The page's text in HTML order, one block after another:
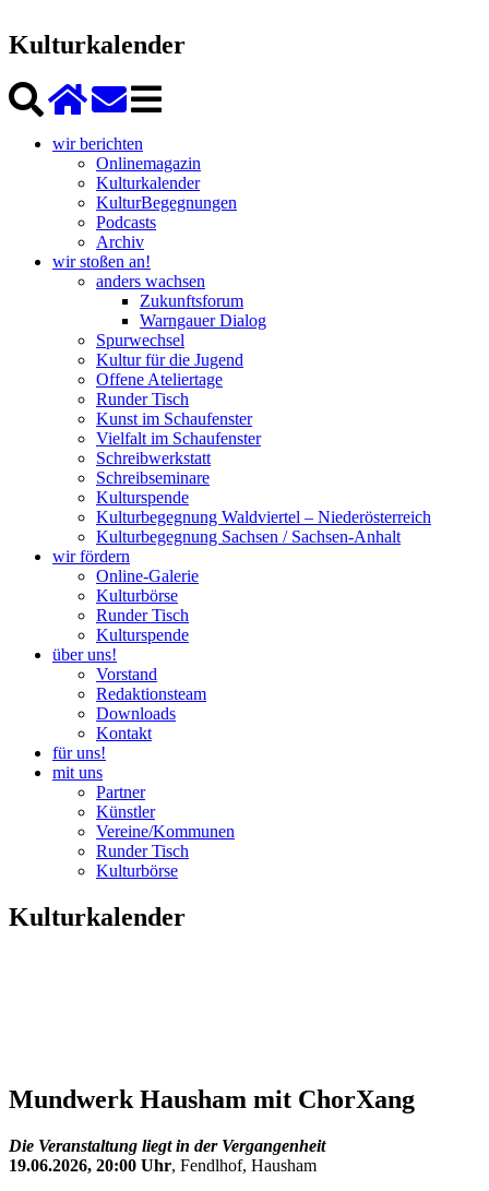
Kulturkalender
wir berichten
Onlinemagazin
Kulturkalender
KulturBegegnungen
Podcasts
Archiv
wir stoßen an!
anders wachsen
Zukunftsforum
Warngauer Dialog
Spurwechsel
Kultur für die Jugend
Offene Ateliertage
Runder Tisch
Kunst im Schaufenster
Vielfalt im Schaufenster
Schreibwerkstatt
Schreibseminare
Kulturspende
Kulturbegegnung Waldviertel – Niederösterreich
Kulturbegegnung Sachsen / Sachsen-Anhalt
wir fördern
Online-Galerie
Kulturbörse
Runder Tisch
Kulturspende
über uns!
Vorstand
Redaktionsteam
Downloads
Kontakt
für uns!
mit uns
Partner
Künstler
Vereine/Kommunen
Runder Tisch
Kulturbörse
Kulturkalender
Mundwerk Hausham mit ChorXang
Die Veranstaltung liegt in der Vergangenheit
19.06.2026, 20:00 Uhr, Fendlhof, Hausham